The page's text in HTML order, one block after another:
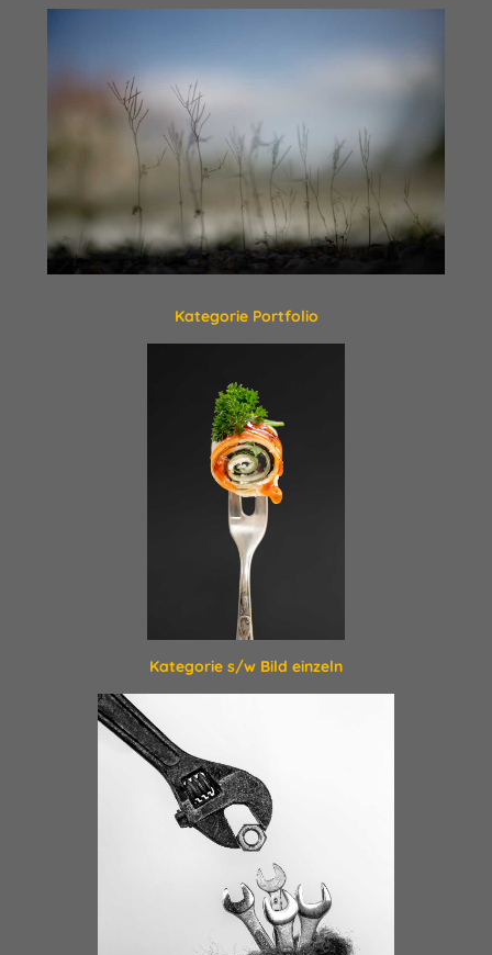
Kategorie Portfolio
Kategorie s/w Bild einzeln